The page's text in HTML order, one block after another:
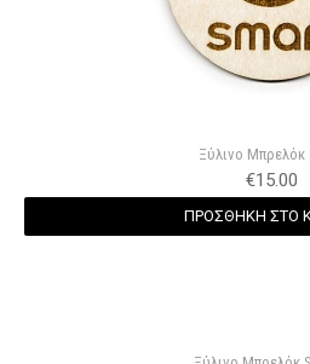
Ξύλινο Μπρελόκ
€15.00
ΠΡΟΣΘΗΚΗ ΣΤΟ